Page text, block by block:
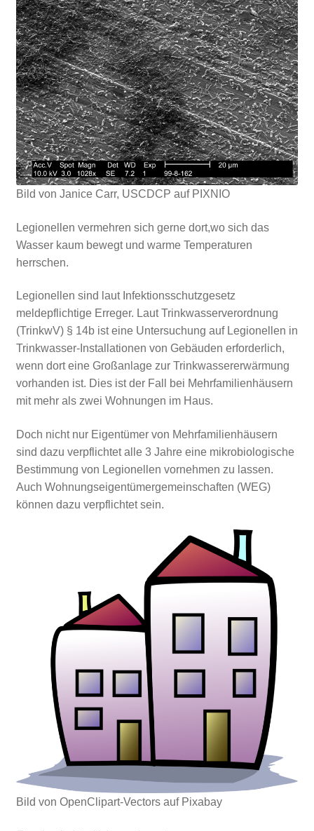
Bild von Janice Carr, USCDCP auf PIXNIO
Legionellen vermehren sich gerne dort,wo sich das
Wasser kaum bewegt und warme Temperaturen
herrschen.
Legionellen sind laut Infektionsschutzgesetz
meldepflichtige Erreger. Laut Trinkwasserverordnung
(TrinkwV) § 14b ist eine Untersuchung auf Legionellen in
Trinkwasser-Installationen von Gebäuden erforderlich,
wenn dort eine Großanlage zur Trinkwassererwärmung
vorhanden ist. Dies ist der Fall bei Mehrfamilienhäusern
mit mehr als zwei Wohnungen im Haus.
Doch nicht nur Eigentümer von Mehrfamilienhäusern
sind dazu verpflichtet alle 3 Jahre eine mikrobiologische
Bestimmung von Legionellen vornehmen zu lassen.
Auch Wohnungseigentümergemeinschaften (WEG)
können dazu verpflichtet sein.
Bild von OpenClipart-Vectors auf Pixabay